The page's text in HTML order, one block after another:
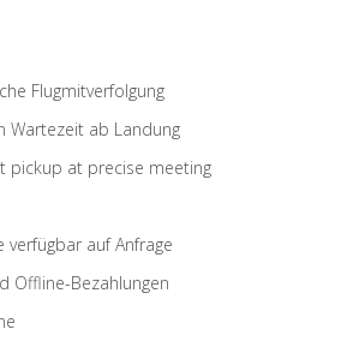
Flugmitverfolgung
Wartezeit ab Landung
pickup at precise meeting
verfügbar auf Anfrage
Offline-Bezahlungen